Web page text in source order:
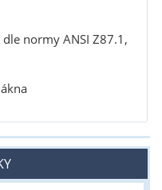
normy ANSI Z87.1,